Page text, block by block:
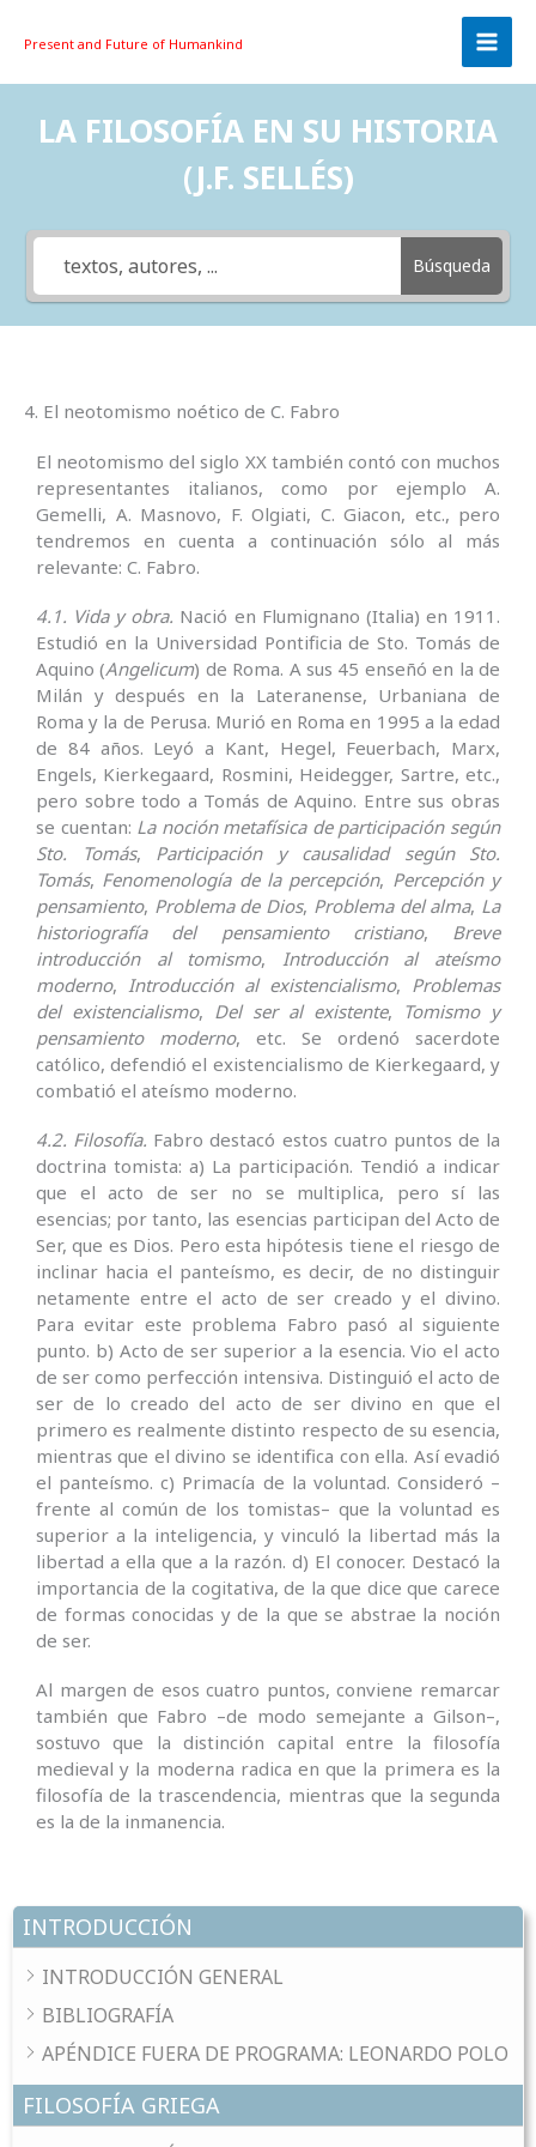
Present and Future of Humankind
LA FILOSOFÍA EN SU HISTORIA
(J.F. SELLÉS)
Búsqueda
INTRODUCCIÓN
INTRODUCCIÓN GENERAL
BIBLIOGRAFÍA
APÉNDICE FUERA DE PROGRAMA: LEONARDO POLO
FILOSOFÍA GRIEGA
4. El neotomismo noético de C. Fabro
El neotomismo del siglo XX también contó con muchos
representantes italianos, como por ejemplo A.
Gemelli, A. Masnovo, F. Olgiati, C. Giacon, etc., pero
tendremos en cuenta a continuación sólo al más
relevante: C. Fabro.
4.1. Vida y obra. Nació en Flumignano (Italia) en 1911.
Estudió en la Universidad Pontificia de Sto. Tomás de
Aquino (Angelicum) de Roma. A sus 45 enseñó en la de
Milán y después en la Lateranense, Urbaniana de
Roma y la de Perusa. Murió en Roma en 1995 a la edad
de 84 años. Leyó a Kant, Hegel, Feuerbach, Marx,
Engels, Kierkegaard, Rosmini, Heidegger, Sartre, etc.,
pero sobre todo a Tomás de Aquino. Entre sus obras
se cuentan: La noción metafísica de participación según
Sto. Tomás, Participación y causalidad según Sto.
Tomás, Fenomenología de la percepción, Percepción y
pensamiento, Problema de Dios, Problema del alma, La
historiografía del pensamiento cristiano, Breve
introducción al tomismo,
Introducción al ateísmo
moderno, Introducción al existencialismo, Problemas
del existencialismo, Del ser al existente,
Tomismo y
pensamiento moderno, etc. Se ordenó sacerdote
católico, defendió el existencialismo de Kierkegaard, y
combatió el ateísmo moderno.
4.2. Filosofía. Fabro destacó estos cuatro puntos de la
doctrina tomista: a) La participación. Tendió a indicar
que el acto de ser no se multiplica, pero sí las
esencias; por tanto, las esencias participan del Acto de
Ser, que es Dios. Pero esta hipótesis tiene el riesgo de
inclinar hacia el panteísmo, es decir, de no distinguir
netamente entre el acto de ser creado y el divino.
Para evitar este problema Fabro pasó al siguiente
punto. b) Acto de ser superior a la esencia. Vio el acto
de ser como perfección intensiva. Distinguió el acto de
ser de lo creado del acto de ser divino en que el
primero es realmente distinto respecto de su esencia,
mientras que el divino se identifica con ella. Así evadió
el panteísmo. c) Primacía de la voluntad. Consideró –
frente al común de los tomistas– que la voluntad es
superior a la inteligencia, y vinculó la libertad más la
libertad a ella que a la razón. d) El conocer. Destacó la
importancia de la cogitativa, de la que dice que carece
de formas conocidas y de la que se abstrae la noción
de ser.
Al margen de esos cuatro puntos, conviene remarcar
también que Fabro –de modo semejante a Gilson–,
sostuvo que la distinción capital entre la filosofía
medieval y la moderna radica en que la primera es la
filosofía de la trascendencia, mientras que la segunda
es la de la inmanencia.